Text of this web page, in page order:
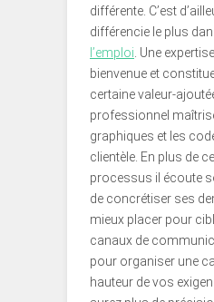
différente. C’est
différencie le plus
l’emploi . Une
bienvenue et
certaine valeur-
professionnel
graphiques et les
clientèle. En plus de
processus il écoute
de concrétiser ses
mieux placer pour
canaux de
pour organiser une
hauteur de vos